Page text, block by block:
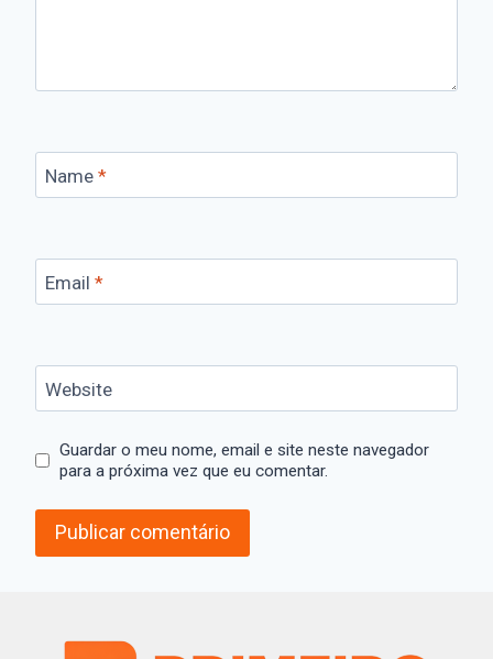
Name *
Email *
Website
Guardar o meu nome, email e site neste navegador
para a próxima vez que eu comentar.